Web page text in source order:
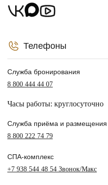
Телефоны
Служба бронирования
8 800 444 44 07
Часы работы: круглосуточно
Служба приёма и размещения
8 800 222 74 79
СПА-комплекс
+7 938 544 48 54 Звонок/Макс